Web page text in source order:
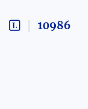
10986